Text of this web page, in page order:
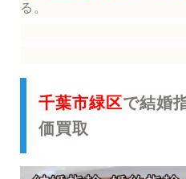
る。
千葉市緑区で結婚
価買取